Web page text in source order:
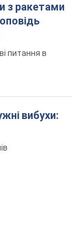
з ракетами
питання в
вибухи: